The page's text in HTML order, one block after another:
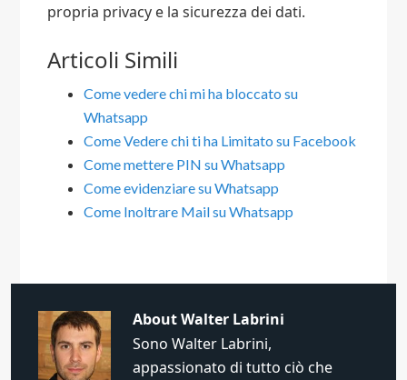
propria privacy e la sicurezza dei dati.
Articoli Simili
Come vedere chi mi ha bloccato su
Whatsapp​
Come Vedere chi ti ha Limitato su Facebook
Come mettere PIN su Whatsapp​
Come evidenziare su Whatsapp​
Come Inoltrare Mail su Whatsapp
AboutWalter Labrini
Sono Walter Labrini,
appassionato di tutto ciò che